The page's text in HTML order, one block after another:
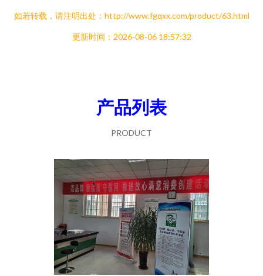
如若转载，请注明出处：http://www.fgqxx.com/product/63.html
更新时间：2026-08-06 18:57:32
产品列表
PRODUCT